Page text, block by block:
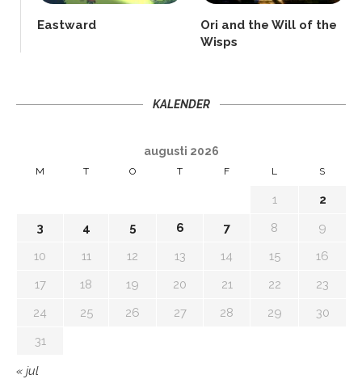
Eastward
Ori and the Will of the
Wisps
KALENDER
augusti 2026
M T O T F L S
1
2
3
4 5 6 7 8
9
10
11 12 13 14 15
16
17
18 19 20 21 22
23
24
25 26 27 28 29
30
31
« jul